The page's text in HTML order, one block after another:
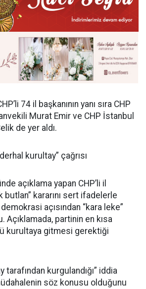
74 il başkanının yanı sıra CHP
Murat Emir ve CHP İstanbul
de yer aldı.
kurultay” çağrısı
açıklama yapan CHP’li il
butlan” kararını sert ifadelerle
açısından “kara leke”
Açıklamada, partinin en kısa
kurultaya gitmesi gerektiği
tarafından kurgulandığı” iddia
söz konusu olduğunu